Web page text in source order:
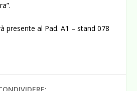
presente al Pad. A1 – stand 078